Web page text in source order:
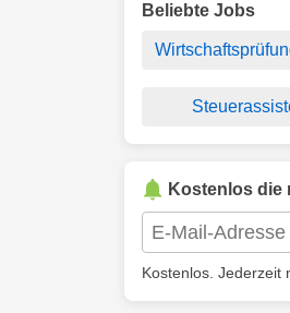
Beliebte Jobs
Kostenlos die
Kostenlos. Jederzeit